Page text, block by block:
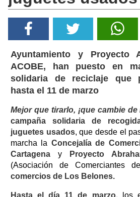
Ayuntamiento y Proyecto
ACOBE, han puesto en
solidaria de reciclaje que
hasta el 11 de marzo
Mejor que tirarlo, ¡que cambie de
campaña solidaria de
juguetes usados, que desde el
marcha la Concejalía de
Cartagena y Proyecto
(Asociación de Comerciantes
comercios de Los Belones.